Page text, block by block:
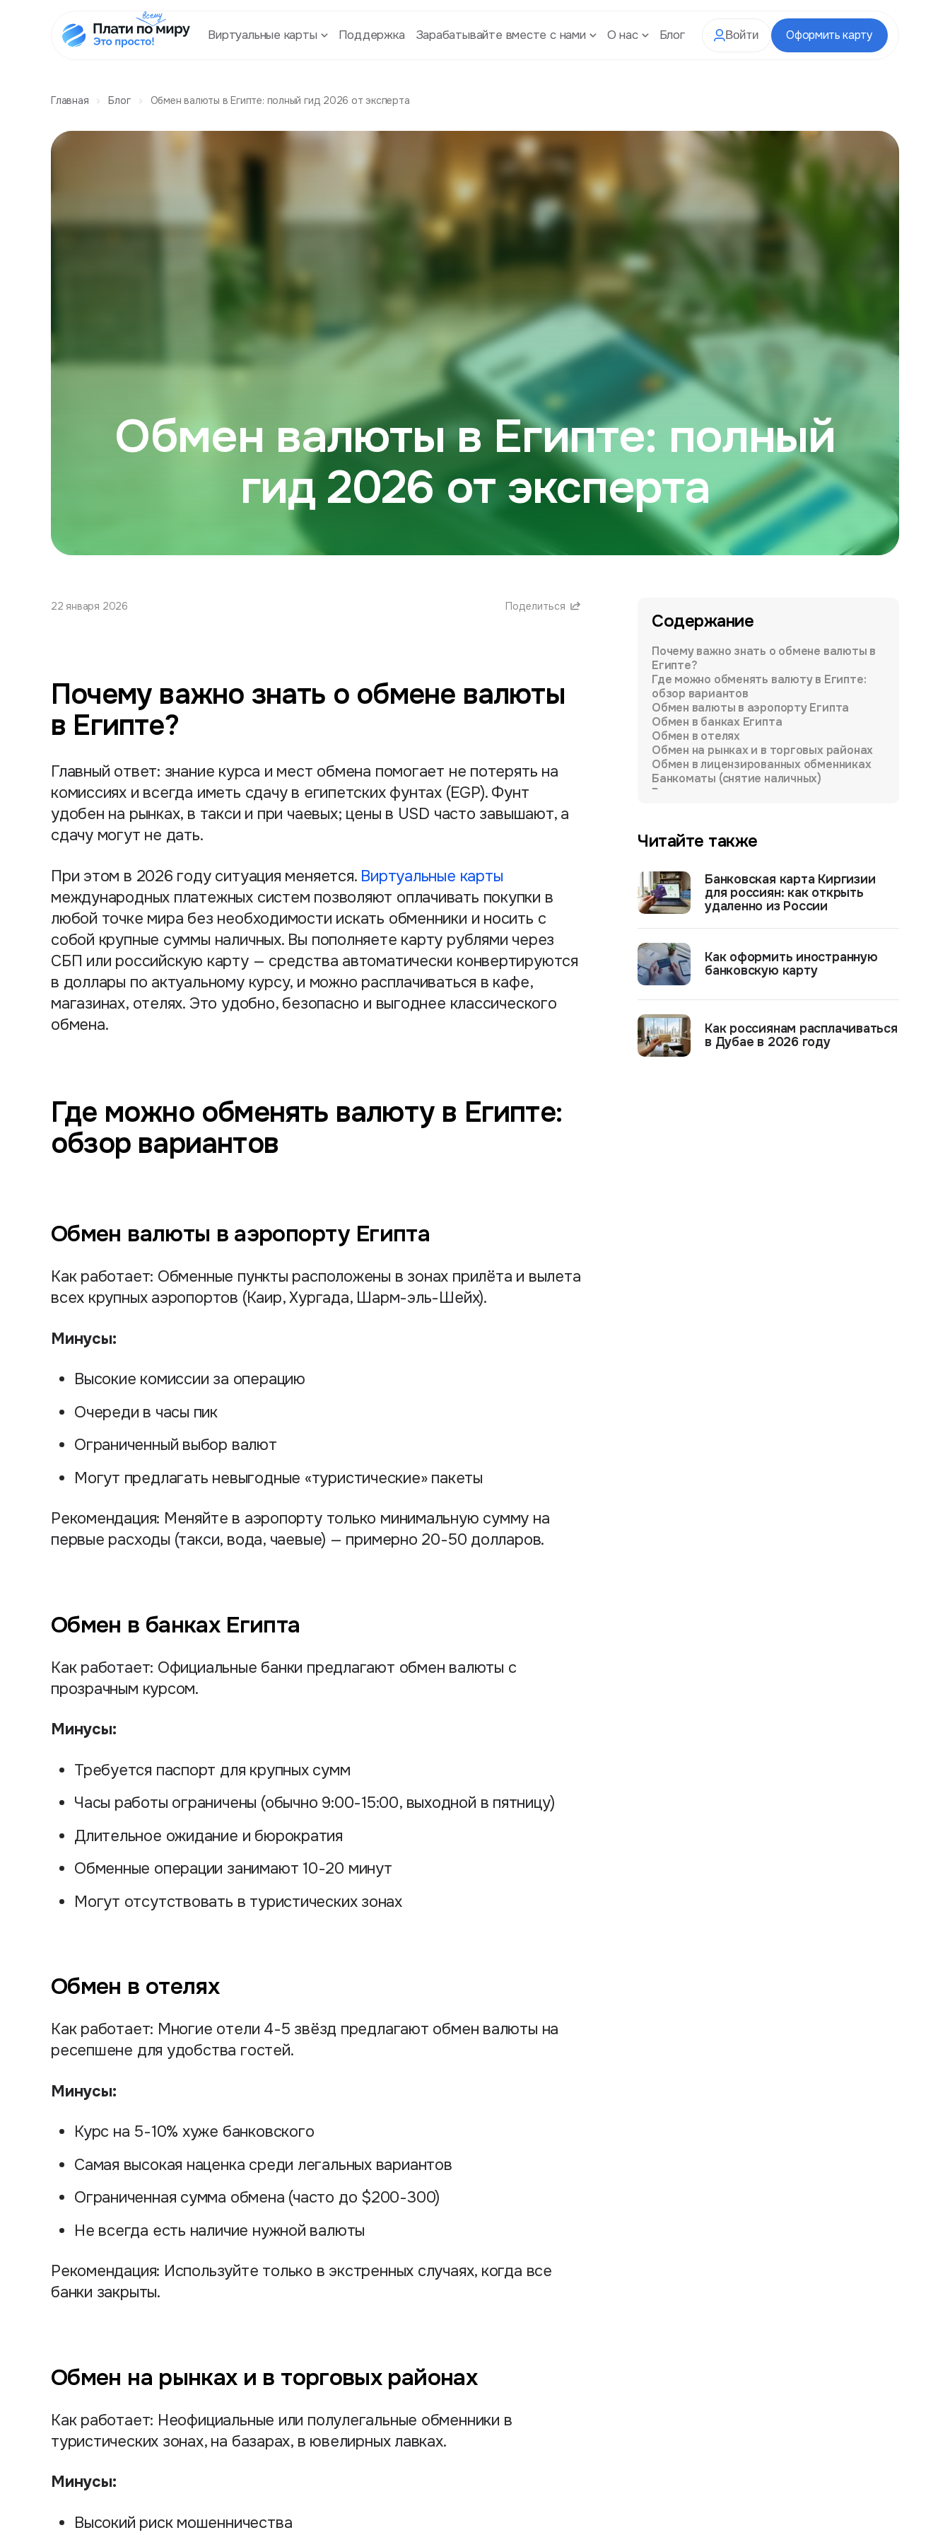
Виртуальные карты Поддержка Зарабатывайте вместе с нами О нас Блог Войти Оформить карту
Главная Блог Обмен валюты в Египте: полный гид 2026 от эксперта
Обмен валюты в Египте: полный
гид 2026 от эксперта
22 января 2026 Поделиться
Почему важно знать о обмене валюты
в Египте?
Главный ответ: знание курса и мест обмена помогает не потерять на
комиссиях и всегда иметь сдачу в египетских фунтах (EGP). Фунт
удобен на рынках, в такси и при чаевых; цены в USD часто завышают, а
сдачу могут не дать.
При этом в 2026 году ситуация меняется. Виртуальные карты
международных платежных систем позволяют оплачивать покупки в
любой точке мира без необходимости искать обменники и носить с
собой крупные суммы наличных. Вы пополняете карту рублями через
СБП или российскую карту — средства автоматически конвертируются
в доллары по актуальному курсу, и можно расплачиваться в кафе,
магазинах, отелях. Это удобно, безопасно и выгоднее классического
обмена.
Где можно обменять валюту в Египте:
обзор вариантов
Обмен валюты в аэропорту Египта
Как работает: Обменные пункты расположены в зонах прилёта и вылета
всех крупных аэропортов (Каир, Хургада, Шарм-эль-Шейх).
Минусы:
Высокие комиссии за операцию
Очереди в часы пик
Ограниченный выбор валют
Могут предлагать невыгодные «туристические» пакеты
Рекомендация: Меняйте в аэропорту только минимальную сумму на
первые расходы (такси, вода, чаевые) — примерно 20-50 долларов.
Обмен в банках Египта
Как работает: Официальные банки предлагают обмен валюты с
прозрачным курсом.
Минусы:
Требуется паспорт для крупных сумм
Часы работы ограничены (обычно 9:00-15:00, выходной в пятницу)
Длительное ожидание и бюрократия
Обменные операции занимают 10-20 минут
Могут отсутствовать в туристических зонах
Обмен в отелях
Как работает: Многие отели 4-5 звёзд предлагают обмен валюты на
ресепшене для удобства гостей.
Минусы:
Курс на 5-10% хуже банковского
Самая высокая наценка среди легальных вариантов
Ограниченная сумма обмена (часто до $200-300)
Не всегда есть наличие нужной валюты
Рекомендация: Используйте только в экстренных случаях, когда все
банки закрыты.
Обмен на рынках и в торговых районах
Как работает: Неофициальные или полулегальные обменники в
туристических зонах, на базарах, в ювелирных лавках.
Минусы:
Высокий риск мошенничества
Содержание
Почему важно знать о обмене валюты в
Египте?
Где можно обменять валюту в Египте:
обзор вариантов
Обмен валюты в аэропорту Египта
Обмен в банках Египта
Обмен в отелях
Обмен на рынках и в торговых районах
Обмен в лицензированных обменниках
Банкоматы (снятие наличных)
Виртуальная карта — современная
Читайте также
Банковская карта Киргизии
для россиян: как открыть
удаленно из России
Как оформить иностранную
банковскую карту
Как россиянам расплачиваться
в Дубае в 2026 году